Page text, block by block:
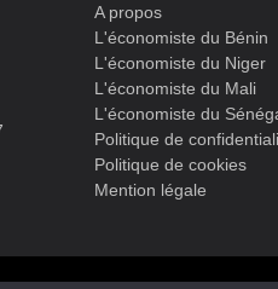
A propos
L'économiste du Bénin
L'économiste du Niger
L'économiste du Mali
L'économiste du
Politique de
Politique de cookies
Mention légale